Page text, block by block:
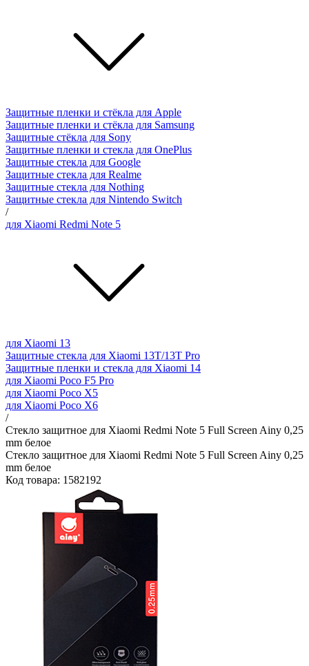
Защитные пленки и стёкла для Apple
Защитные пленки и стёкла для Samsung
Защитные стёкла для Sony
Защитные пленки и стекла для OnePlus
Защитные стекла для Google
Защитные стекла для Realme
Защитные стекла для Nothing
Защитные стекла для Nintendo Switch
/
для Xiaomi Redmi Note 5
для Xiaomi 13
Защитные стекла для Xiaomi 13T/13T Pro
Защитные пленки и стекла для Xiaomi 14
для Xiaomi Poco F5 Pro
для Xiaomi Poco X5
для Xiaomi Poco X6
/
Стекло защитное для Xiaomi Redmi Note 5 Full Screen Ainy 0,25
mm белое
Стекло защитное для Xiaomi Redmi Note 5 Full Screen Ainy 0,25
mm белое
Код товара: 1582192